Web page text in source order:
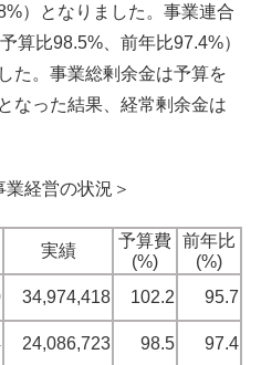
）となりました。事業連合
算比98.5%、前年比97.4%）
た。事業総剰余金は予算を
なった結果、経常剰余金は
業経営の状況＞
実績
予算費
(%)
前年比
(%)
34,974,418 102.2 95.7
24,086,723 98.5
97.4